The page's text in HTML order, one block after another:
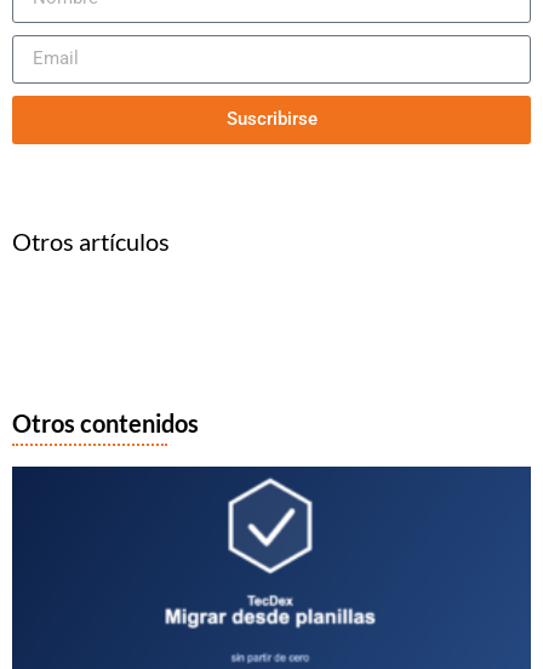
Suscribirse
Otros artículos
Otros contenidos